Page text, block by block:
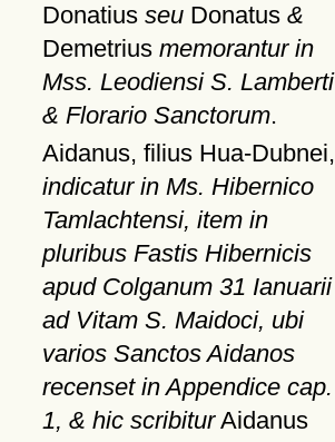
Donatius seuDonatus &
Demetrius memorantur in
Mss. Leodiensi S. Lamberti
& Florario Sanctorum.
Aidanus, filius Hua-Dubnei,
indicatur in Ms. Hibernico
Tamlachtensi, item in
pluribus Fastis Hibernicis
apud Colganum 31 Ianuarii
ad Vitam S. Maidoci, ubi
varios Sanctos Aidanos
recenset in Appendice cap.
1, & hic scribiturAidanus